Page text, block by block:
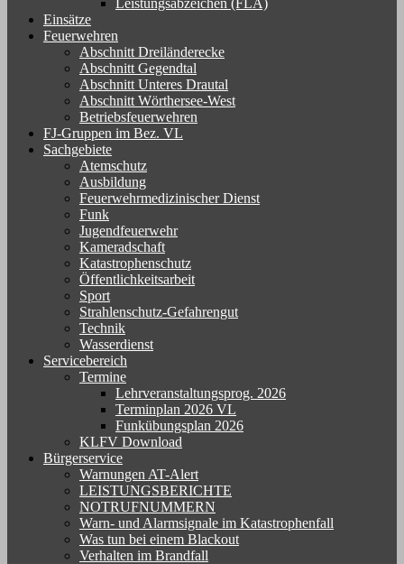
Einsätze
Feuerwehren
Abschnitt Dreiländerecke
Abschnitt Gegendtal
Abschnitt Unteres Drautal
Abschnitt Wörthersee-West
Betriebsfeuerwehren
FJ-Gruppen im Bez. VL
Sachgebiete
Atemschutz
Ausbildung
Feuerwehrmedizinischer Dienst
Funk
Jugendfeuerwehr
Kameradschaft
Katastrophenschutz
Öffentlichkeitsarbeit
Sport
Strahlenschutz-Gefahrengut
Technik
Wasserdienst
Servicebereich
Termine
Lehrveranstaltungsprog. 2026
Terminplan 2026 VL
Funkübungsplan 2026
KLFV Download
Bürgerservice
Warnungen AT-Alert
LEISTUNGSBERICHTE
NOTRUFNUMMERN
Warn- und Alarmsignale im Katastrophenfall
Was tun bei einem Blackout
Verhalten im Brandfall